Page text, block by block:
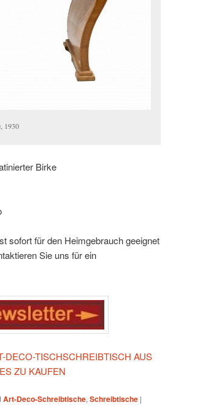
1930
Birke
sofort für den Heimgebrauch geeignet
Sie uns für ein
DECO-TISCHSCHREIBTISCH AUS
ZU KAUFEN
Art-Deco-Schreibtische, Schreibtische |